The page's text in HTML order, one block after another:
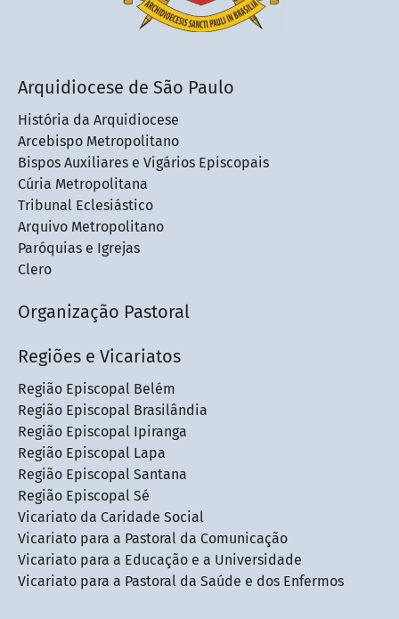
Arquidiocese de São Paulo
História da Arquidiocese
Arcebispo Metropolitano
Bispos Auxiliares e Vigários Episcopais
Cúria Metropolitana
Tribunal Eclesiástico
Arquivo Metropolitano
Paróquias e Igrejas
Clero
Organização Pastoral
Regiões e Vicariatos
Região Episcopal Belém
Região Episcopal Brasilândia
Região Episcopal Ipiranga
Região Episcopal Lapa
Região Episcopal Santana
Região Episcopal Sé
Vicariato da Caridade Social
Vicariato para a Pastoral da Comunicação
Vicariato para a Educação e a Universidade
Vicariato para a Pastoral da Saúde e dos Enfermos